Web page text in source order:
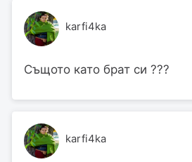
karfi4ka
Същото като брат си ???
karfi4ka